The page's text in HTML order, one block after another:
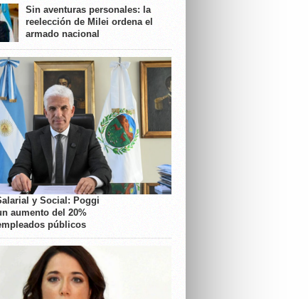
Sin aventuras personales: la
reelección de Milei ordena el
armado nacional
y Social: Poggi
aumento del 20%
públicos